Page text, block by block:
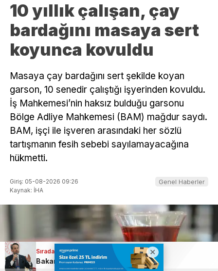
10 yıllık çalışan, çay
bardağını masaya sert
koyunca kovuldu
Masaya çay bardağını sert şekilde koyan
garson, 10 senedir çalıştığı işyerinden kovuldu.
İş Mahkemesi’nin haksız bulduğu garsonu
Bölge Adliye Mahkemesi (BAM) mağdur saydı.
BAM, işçi ile işveren arasındaki her sözlü
tartışmanın fesih sebebi sayılamayacağına
hükmetti.
Giriş: 05-08-2026 09:26
Kaynak: İHA
Genel Haberler
Sıradaki Haber
Bakan Bayraktar: Sakarya gazı 8 milyon haneye ulaşacak